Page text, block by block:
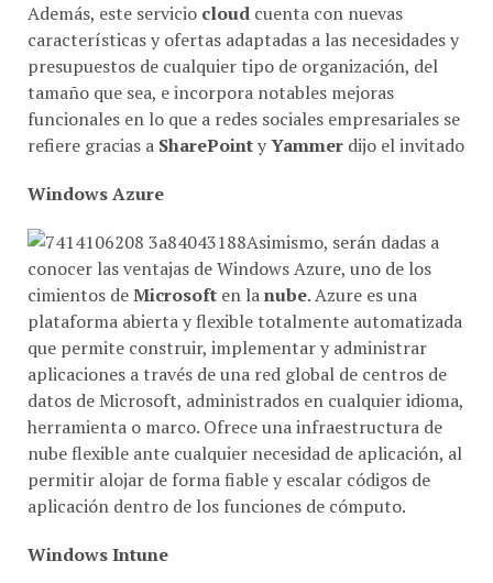
Además, este servicio cloud cuenta con nuevas
características y ofertas adaptadas a las necesidades y
presupuestos de cualquier tipo de organización, del
tamaño que sea, e incorpora notables mejoras
funcionales en lo que a redes sociales empresariales se
refiere gracias a SharePointyYammer dijo el invitado
Windows Azure
Asimismo, serán dadas a
conocer las ventajas de Windows Azure, uno de los
cimientos deMicrosoft en lanube. Azure es una
plataforma abierta y flexible totalmente automatizada
que permite construir, implementar y administrar
aplicaciones a través de una red global de centros de
datos de Microsoft, administrados en cualquier idioma,
herramienta o marco. Ofrece una infraestructura de
nube flexible ante cualquier necesidad de aplicación, al
permitir alojar de forma fiable y escalar códigos de
aplicación dentro de los funciones de cómputo.
Windows Intune